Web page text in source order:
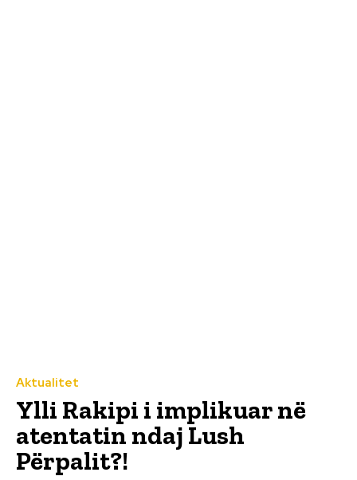
Aktualitet
Ylli Rakipi i implikuar në
atentatin ndaj Lush
Përpalit?!